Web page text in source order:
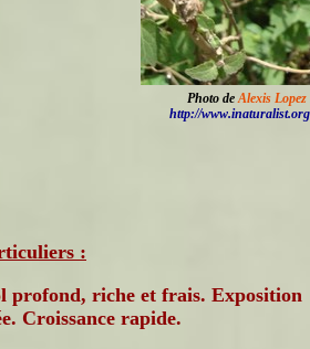
Photo deAlexis
http://www.inaturalist.org
:
profond, riche et frais. Exposition
Croissance rapide.